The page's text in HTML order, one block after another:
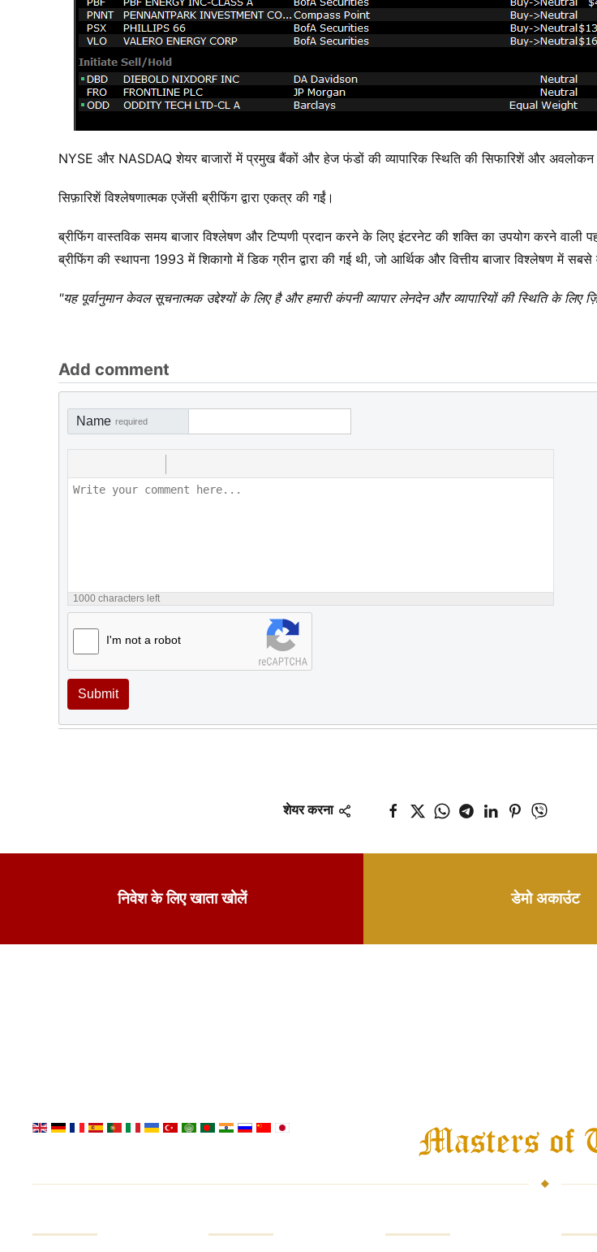
NYSE और NASDAQ शेयर बाजारों में प्रमुख बैंकों और हेज फंडों की व्यापारिक स्थिति की सिफारिशें और
सिफ़ारिशें विश्लेषणात्मक एजेंसी ब्रीफिंग द्वारा एकत्र की गईं।
ब्रीफिंग वास्तविक समय बाजार विश्लेषण और टिप्पणी प्रदान करने के लिए इंटरनेट की शक्ति का उपयोग करने वाली
ब्रीफिंग की स्थापना 1993 में शिकागो में डिक ग्रीन द्वारा की गई थी, जो आर्थिक और वित्तीय बाजार विश्लेषण में सबसे
"यह पूर्वानुमान केवल सूचनात्मक उद्देश्यों के लिए है और हमारी कंपनी व्यापार लेनदेन और व्यापारियों की स्थिति के लिए
Add comment
Name required
1000 characters left
I'm not a robot
Submit
शेयर करना
निवेश के लिए खाता खोलें डेमो अकाउंट